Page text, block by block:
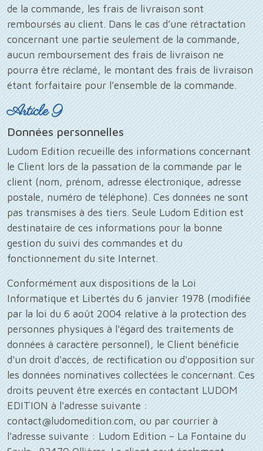
de la commande, les frais de livraison sont
remboursés au client. Dans le cas d’une rétractation
concernant une partie seulement de la commande,
aucun remboursement des frais de livraison ne
pourra être réclamé, le montant des frais de livraison
étant forfaitaire pour l’ensemble de la commande.
Article 9
Données personnelles
Ludom Edition recueille des informations concernant
le Client lors de la passation de la commande par le
client (nom, prénom, adresse électronique, adresse
postale, numéro de téléphone). Ces données ne sont
pas transmises à des tiers. Seule Ludom Edition est
destinataire de ces informations pour la bonne
gestion du suivi des commandes et du
fonctionnement du site Internet.
Conformément aux dispositions de la Loi
Informatique et Libertés du 6 janvier 1978 (modifiée
par la loi du 6 août 2004 relative à la protection des
personnes physiques à l'égard des traitements de
données à caractère personnel), le Client bénéficie
d'un droit d'accès, de rectification ou d'opposition sur
les données nominatives collectées le concernant. Ces
droits peuvent être exercés en contactant LUDOM
EDITION à l'adresse suivante :
contact@ludomedition.com, ou par courrier à
l'adresse suivante : Ludom Edition – La Fontaine du